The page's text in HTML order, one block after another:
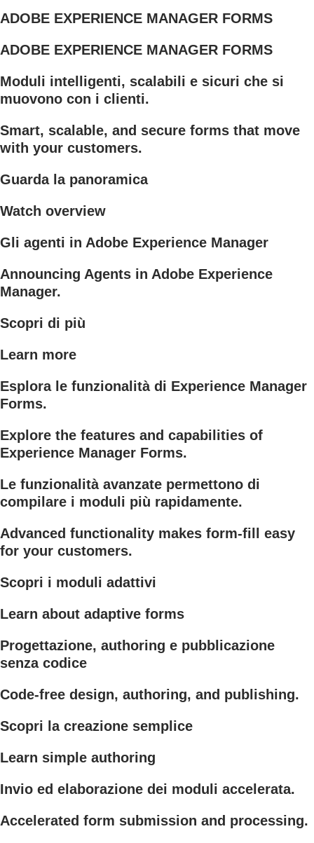
ADOBE EXPERIENCE MANAGER FORMS
ADOBE EXPERIENCE MANAGER FORMS
Moduli intelligenti, scalabili e sicuri che si
muovono con i clienti.
Smart, scalable, and secure forms that move
with your customers.
Guarda la panoramica
Watch overview
Gli agenti in Adobe Experience Manager
Announcing Agents in Adobe Experience
Manager.
Scopri di più
Learn more
Esplora le funzionalità di Experience Manager
Forms.
Explore the features and capabilities of
Experience Manager Forms.
Le funzionalità avanzate permettono di
compilare i moduli più rapidamente.
Advanced functionality makes form-fill easy
for your customers.
Scopri i moduli adattivi
Learn about adaptive forms
Progettazione, authoring e pubblicazione
senza codice
Code-free design, authoring, and publishing.
Scopri la creazione semplice
Learn simple authoring
Invio ed elaborazione dei moduli accelerata.
Accelerated form submission and processing.